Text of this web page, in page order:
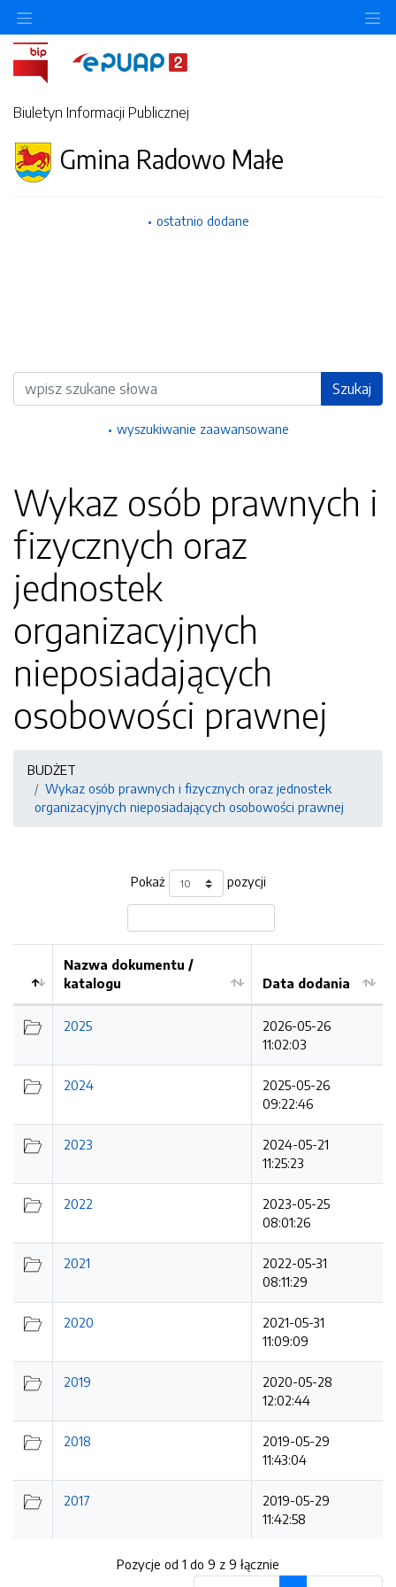
Biuletyn Informacji Publicznej
Gmina Radowo Małe
ostatnio dodane
Wyszukiwarka Szukaj
wyszukiwanie zaawansowane
Wykaz osób prawnych i
fizycznych oraz
jednostek
organizacyjnych
nieposiadających
osobowości prawnej
BUDŻET
Wykaz osób prawnych i fizycznych oraz jednostek
organizacyjnych nieposiadających osobowości prawnej
Pokaż pozycji
Kolejność
Nazwa dokumentu /
katalogu
Data dodania
2025
2026-05-26
11:02:03
2024
2025-05-26
09:22:46
2023
2024-05-21
11:25:23
2022
2023-05-25
08:01:26
2021
2022-05-31
08:11:29
2020
2021-05-31
11:09:09
2019
2020-05-28
12:02:44
2018
2019-05-29
11:43:04
2017
2019-05-29
11:42:58
Pozycje od 1 do 9 z 9 łącznie